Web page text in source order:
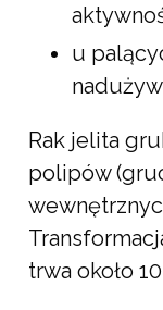
u
Rak jelita
polipów
trwa około